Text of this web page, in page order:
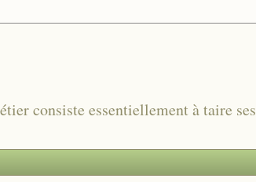
consiste essentiellement à taire ses